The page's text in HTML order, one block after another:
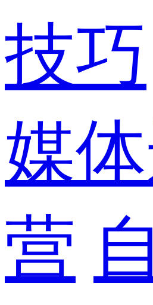
技巧
媒
营